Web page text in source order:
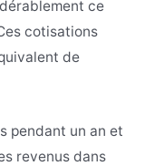
ce
cotisations
de
pendant un an et
revenus dans